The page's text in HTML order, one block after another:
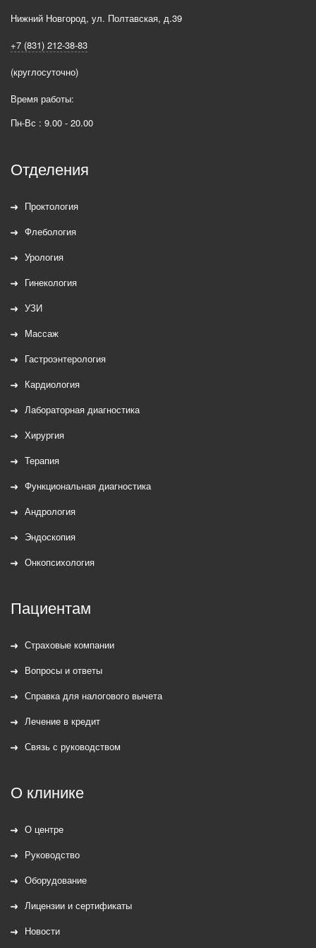
Нижний Новгород, ул. Полтавская, д.39
+7 (831) 212-38-83
(круглосуточно)
Время работы:
Пн-Вс : 9.00 - 20.00
Отделения
Проктология
Флебология
Урология
Гинекология
УЗИ
Массаж
Гастроэнтерология
Кардиология
Лабораторная диагностика
Хирургия
Терапия
Функциональная диагностика
Андрология
Эндоскопия
Онкопсихология
Пациентам
Страховые компании
Вопросы и ответы
Справка для налогового вычета
Лечение в кредит
Связь с руководством
О клинике
О центре
Руководство
Оборудование
Лицензии и сертификаты
Новости